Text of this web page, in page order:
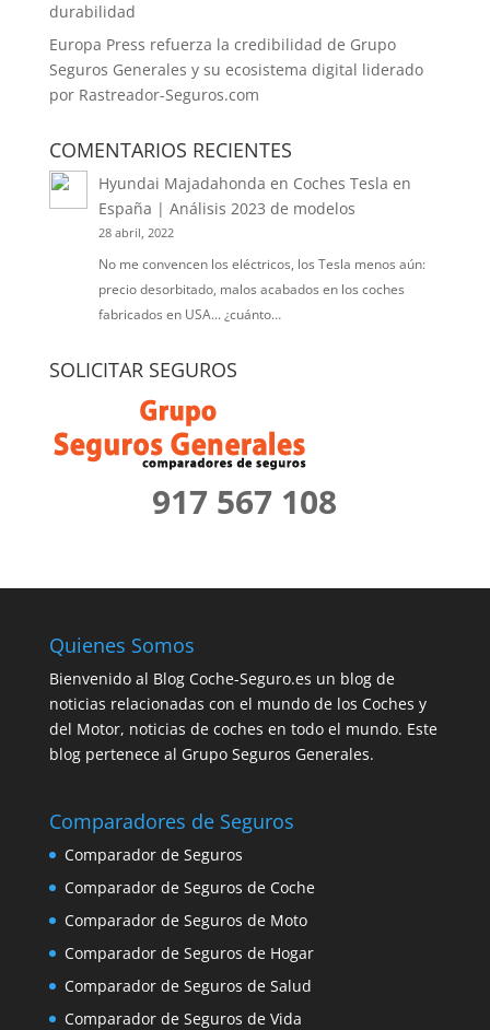
durabilidad
Europa Press refuerza la credibilidad de Grupo
Seguros Generales y su ecosistema digital liderado
por Rastreador-Seguros.com
COMENTARIOS RECIENTES
Hyundai Majadahonda en Coches Tesla en
España | Análisis 2023 de modelos
28 abril, 2022
No me convencen los eléctricos, los Tesla menos aún:
precio desorbitado, malos acabados en los coches
fabricados en USA... ¿cuánto…
SOLICITAR SEGUROS
917 567 108
Quienes Somos
Bienvenido al Blog Coche-Seguro.es un blog de
noticias relacionadas con el mundo de los Coches y
del Motor, noticias de coches en todo el mundo. Este
blog pertenece al Grupo Seguros Generales.
Comparadores de Seguros
Comparador de Seguros
Comparador de Seguros de Coche
Comparador de Seguros de Moto
Comparador de Seguros de Hogar
Comparador de Seguros de Salud
Comparador de Seguros de Vida